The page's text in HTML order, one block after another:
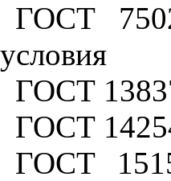
ГОСТ
условия
ГОСТ
ГОСТ
ГОСТ